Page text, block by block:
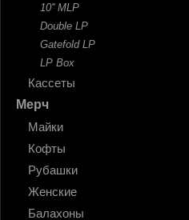
10'' MLP
Double LP
Gatefold LP
LP Box
Кассеты
Мерч
Майки
Кофты
Рубашки
Женские
Балахоны